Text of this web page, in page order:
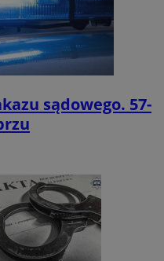
sądowego. 57-